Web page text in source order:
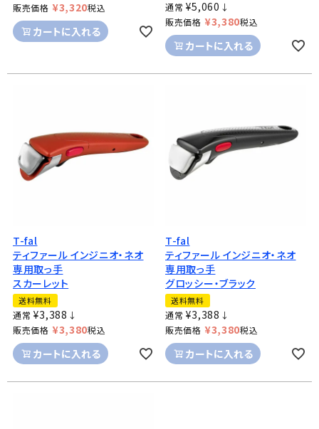
販売価格 ¥3,320税込
カートに入れる
通常 ¥5,060 ↓
販売価格 ¥3,380税込
カートに入れる
T-fal
ティファール インジニオ・ネオ
専用取っ手
スカーレット
送料無料
通常 ¥3,388 ↓
販売価格 ¥3,380税込
カートに入れる
T-fal
ティファール インジニオ・ネオ
専用取っ手
グロッシー・ブラック
送料無料
通常 ¥3,388 ↓
販売価格 ¥3,380税込
カートに入れる